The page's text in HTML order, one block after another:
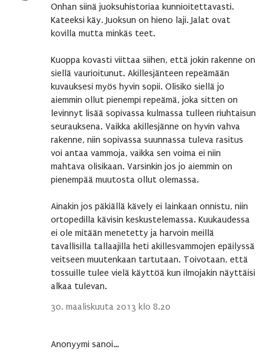
Onhan siinä juoksuhistoriaa kunnioitettavasti.
Kateeksi käy. Juoksun on hieno laji. Jalat ovat
kovilla mutta minkäs teet.
Kuoppa kovasti viittaa siihen, että jokin rakenne on
siellä vaurioitunut. Akillesjänteen repeämään
kuvauksesi myös hyvin sopii. Olisiko siellä jo
aiemmin ollut pienempi repeämä, joka sitten on
levinnyt lisää sopivassa kulmassa tulleen riuhtaisun
seurauksena. Vaikka akillesjänne on hyvin vahva
rakenne, niin sopivassa suunnassa tuleva rasitus
voi antaa vammoja, vaikka sen voima ei niin
mahtava olisikaan. Varsinkin jos jo aiemmin on
pienempää muutosta ollut olemassa.
Ainakin jos päkiällä kävely ei lainkaan onnistu, niin
ortopedilla kävisin keskustelemassa. Kuukaudessa
ei ole mitään menetetty ja harvoin meillä
tavallisilla tallaajilla heti akillesvammojen epäilyssä
veitseen muutenkaan tartutaan. Toivotaan, että
tossuille tulee vielä käyttöä kun ilmojakin näyttäisi
alkaa tulevan.
30. maaliskuuta 2013 klo 8.20
Anonyymi sanoi…